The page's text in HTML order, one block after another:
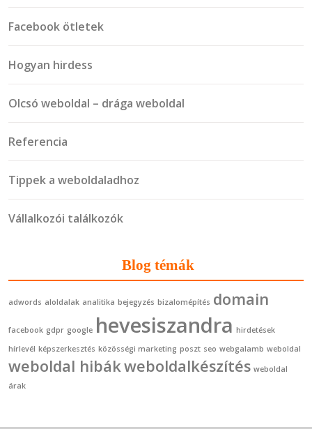
Facebook ötletek
Hogyan hirdess
Olcsó weboldal – drága weboldal
Referencia
Tippek a weboldaladhoz
Vállalkozói találkozók
Blog témák
adwords aloldalak analitika bejegyzés bizalomépítés domain
facebook gdpr google hevesiszandra hirdetések
hírlevél képszerkesztés közösségi marketing poszt seo webgalamb weboldal
weboldal hibákweboldalkészítés weboldal
árak